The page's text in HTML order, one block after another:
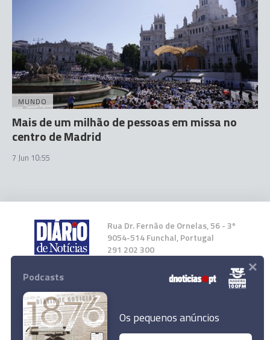
MUNDO
Mais de um milhão de pessoas em missa no
centro de Madrid
7 Jun 10:55
Rua Dr. Fernão de Ornelas, 56 - 3º
9054-514 Funchal, Portugal
291 202 300
Instale a nossa App
Podcasts
Os pequenos anúncios
×